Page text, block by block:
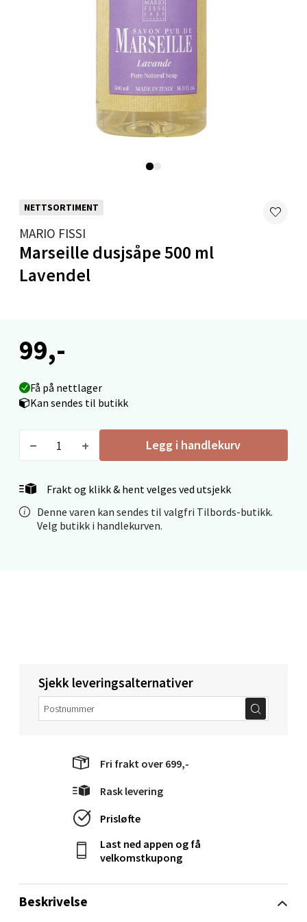
NETTSORTIMENT
MARIO FISSI
Marseille dusjsåpe 500 ml
Lavendel
99,-
Få på nettlager
Kan sendes til butikk
Legg i handlekurv
Frakt og klikk & hent velges ved utsjekk
Denne varen kan sendes til valgfri Tilbords-butikk.
Velg butikk i handlekurven.
Beskrivelse
Sjekk leveringsalternativer
Fri frakt over 699,-
Rask levering
Prisløfte
Last ned appen og få
velkomstkupong
Åpent i dag 10-18
Mandal - Alti Mandal
Skarvøyveien 55, 4517 Mandal
0 i butikk
Fridtjof Nansensgate 22, 8622 Mo i Rana
Åpent i dag 10-18
0 i butikk
Ålesund - Thon Senter Moa
Langelandsvegen 25, 6010 Ålesund
Åpent i dag 10-18
Torget 1, 6413 Molde
Åpent i dag 10-18
Narvik - Thon Senter Malmporten
Bolagsgata 1, 8514 Narvik
Åpent i dag 10-18
0 i butikk